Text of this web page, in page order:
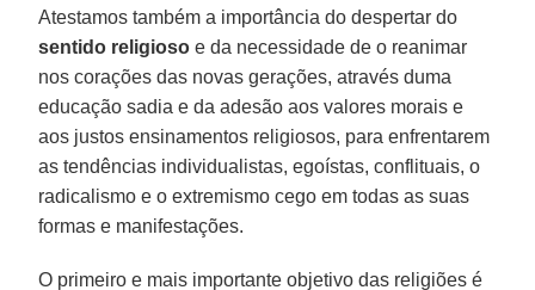
Atestamos também a importância do despertar do
sentido religioso e da necessidade de o reanimar
nos corações das novas gerações, através duma
educação sadia e da adesão aos valores morais e
aos justos ensinamentos religiosos, para enfrentarem
as tendências individualistas, egoístas, conflituais, o
radicalismo e o extremismo cego em todas as suas
formas e manifestações.
O primeiro e mais importante objetivo das religiões é